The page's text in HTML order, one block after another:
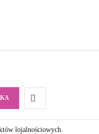
Do
lojalnościowych.